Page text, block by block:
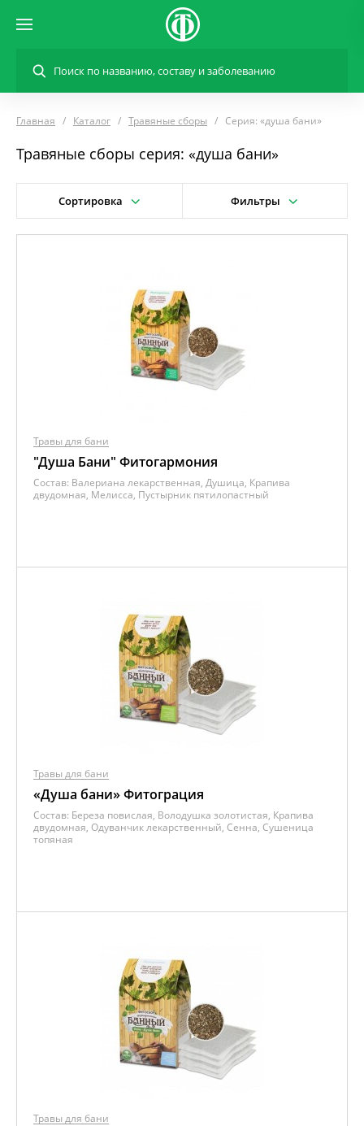
Главная Каталог Травяные сборы Серия: «душа бани»
Травяные сборы серия: «душа бани»
Сортировка Фильтры
Травы для бани
"Душа Бани" Фитогармония
Состав: Валериана лекарственная, Душица, Крапива
двудомная, Мелисса, Пустырник пятилопастный
Травы для бани
«Душа бани» Фитограция
Состав: Береза повислая, Володушка золотистая, Крапива
двудомная, Одуванчик лекарственный, Сенна, Сушеница
топяная
Травы для бани